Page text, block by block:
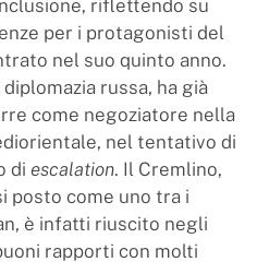
riflettendo su
per i protagonisti del
nel suo quinto anno.
russa, ha già
come negoziatore nella
nel tentativo di
di escalation. Il Cremlino,
posto come uno tra i
è infatti riuscito negli
rapporti con molti